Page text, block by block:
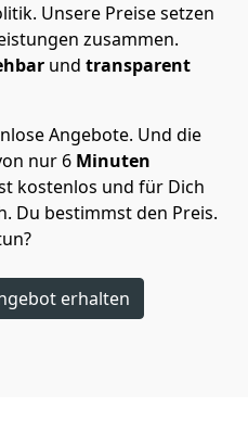
Unsere Preise setzen
zusammen.
und transparent
Angebote. Und die
nur 6 Minuten
kostenlos und für Dich
Du bestimmst den Preis.
erhalten